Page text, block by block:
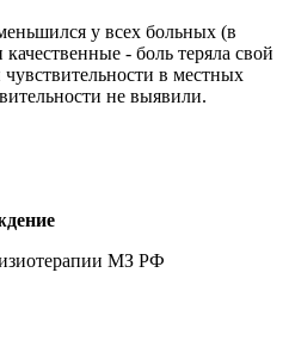
у всех больных (в
- боль теряла свой
в местных
не выявили.
МЗ РФ